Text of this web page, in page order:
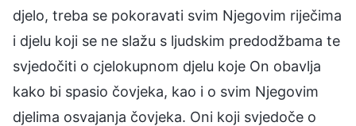
djelo, treba se pokoravati svim Njegovim riječima
i djelu koji se ne slažu s ljudskim predodžbama te
svjedočiti o cjelokupnom djelu koje On obavlja
kako bi spasio čovjeka, kao i o svim Njegovim
djelima osvajanja čovjeka. Oni koji svjedoče o